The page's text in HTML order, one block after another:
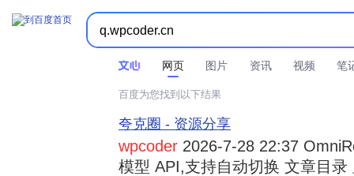
网页 图片 资讯 视频 笔
时间不限  所有网页和文件  站点内检索 
百度为您找到以下结果
夸克圈 - 资源分享
wpcoder 2026-7-28 22:37
模型 API,支持自动切换 文章目